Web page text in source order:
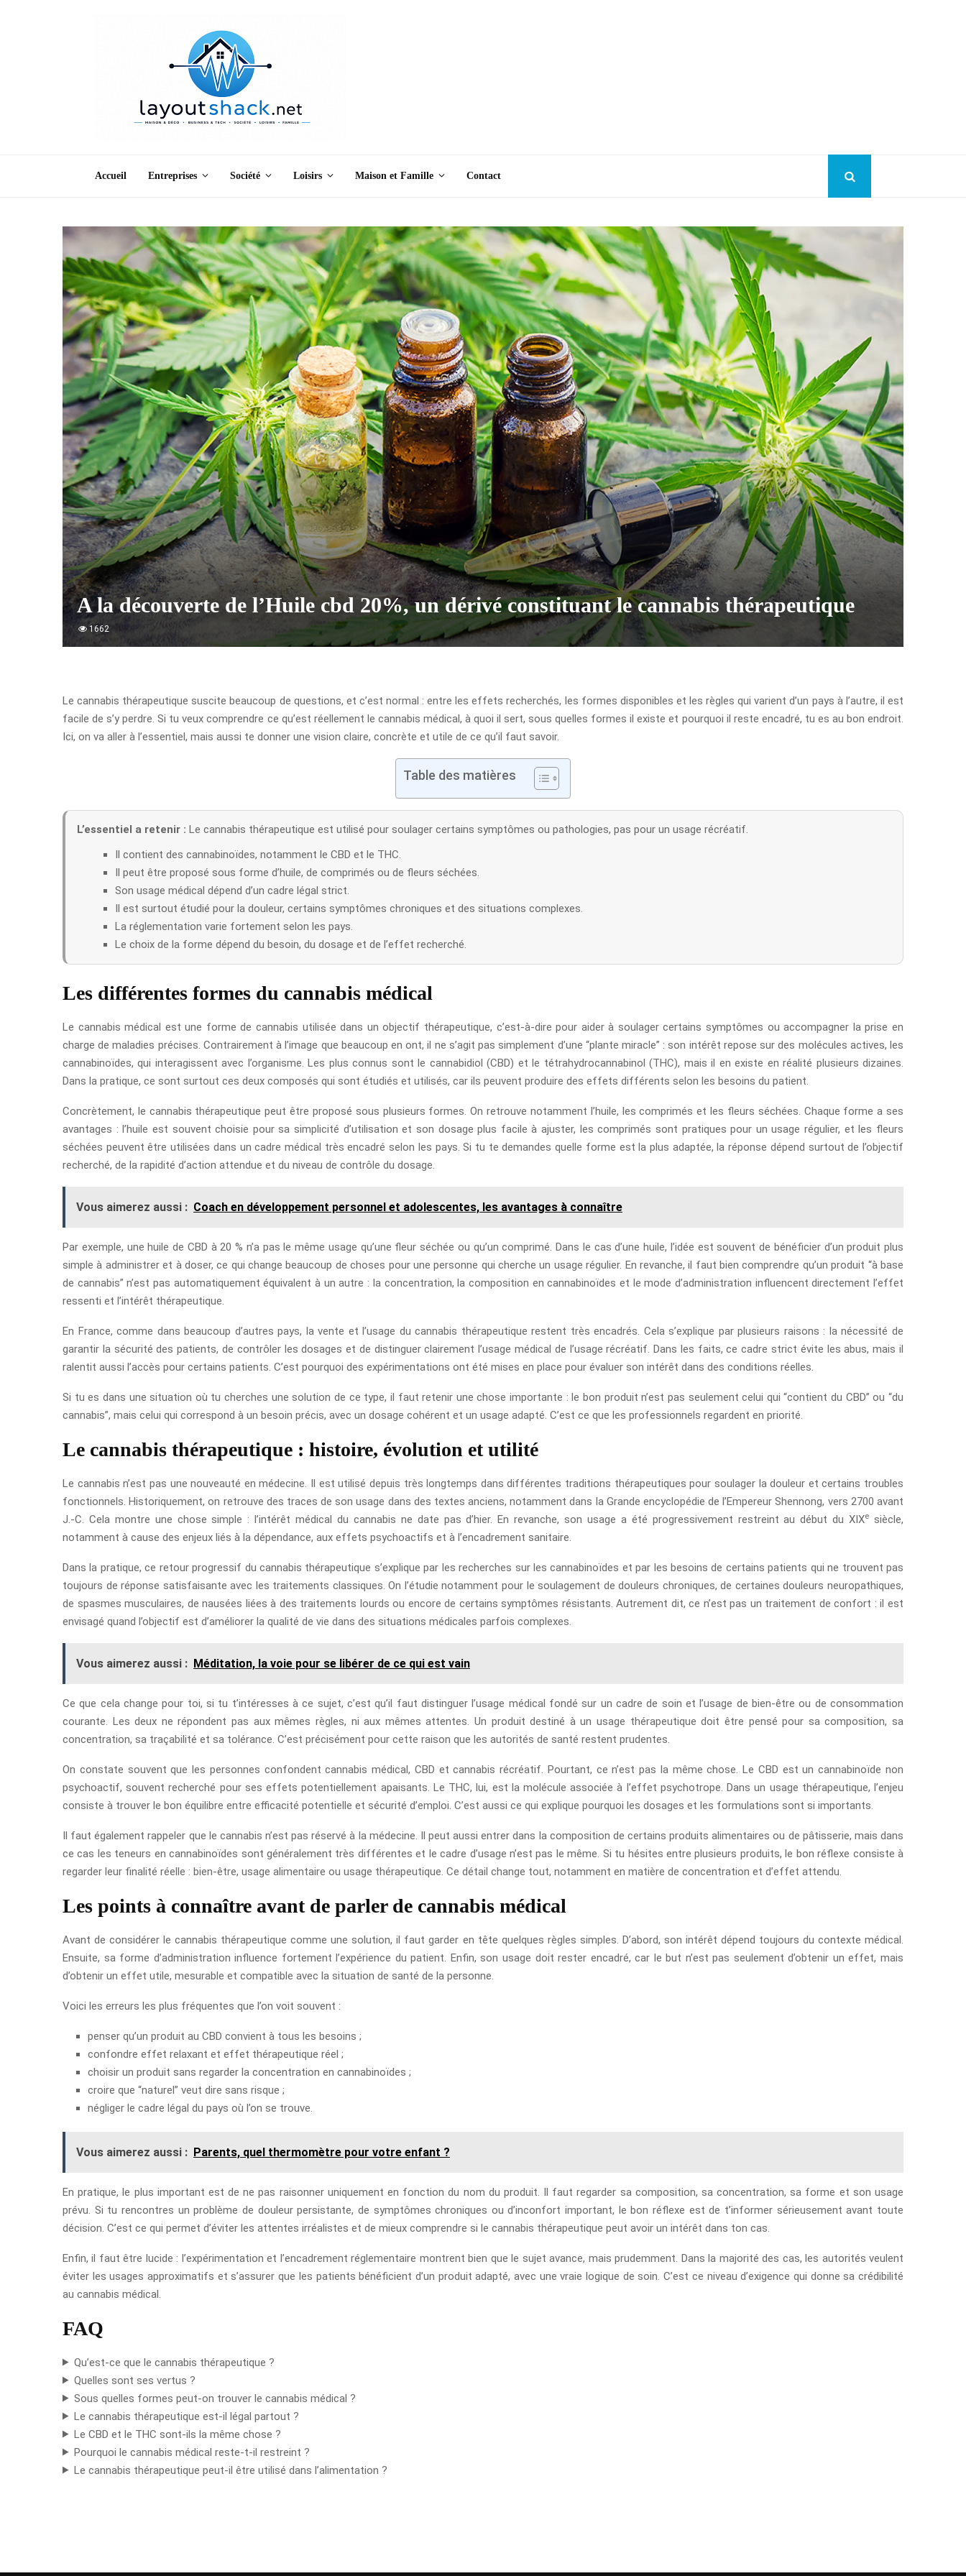
Accueil Entreprises Société Loisirs Maison et Famille Contact
A la découverte de l’Huile cbd 20%, un dérivé constituant le cannabis thérapeutique
1662
Le cannabis thérapeutique suscite beaucoup de questions, et c’est normal : entre les effets recherchés, les formes disponibles et les règles qui varient d’un pays à l’autre, il est
facile de s’y perdre. Si tu veux comprendre ce qu’est réellement le cannabis médical, à quoi il sert, sous quelles formes il existe et pourquoi il reste encadré, tu es au bon endroit.
Ici, on va aller à l’essentiel, mais aussi te donner une vision claire, concrète et utile de ce qu’il faut savoir.
Table des matières
L’essentiel a retenir : Le cannabis thérapeutique est utilisé pour soulager certains symptômes ou pathologies, pas pour un usage récréatif.
Il contient des cannabinoïdes, notamment le CBD et le THC.
Il peut être proposé sous forme d’huile, de comprimés ou de fleurs séchées.
Son usage médical dépend d’un cadre légal strict.
Il est surtout étudié pour la douleur, certains symptômes chroniques et des situations complexes.
La réglementation varie fortement selon les pays.
Le choix de la forme dépend du besoin, du dosage et de l’effet recherché.
Les différentes formes du cannabis médical
Le cannabis médical est une forme de cannabis utilisée dans un objectif thérapeutique, c’est-à-dire pour aider à soulager certains symptômes ou accompagner la prise en
charge de maladies précises. Contrairement à l’image que beaucoup en ont, il ne s’agit pas simplement d’une “plante miracle” : son intérêt repose sur des molécules actives, les
cannabinoïdes, qui interagissent avec l’organisme. Les plus connus sont le cannabidiol (CBD) et le tétrahydrocannabinol (THC), mais il en existe en réalité plusieurs dizaines.
Dans la pratique, ce sont surtout ces deux composés qui sont étudiés et utilisés, car ils peuvent produire des effets différents selon les besoins du patient.
Concrètement, le cannabis thérapeutique peut être proposé sous plusieurs formes. On retrouve notamment l’huile, les comprimés et les fleurs séchées. Chaque forme a ses
avantages : l’huile est souvent choisie pour sa simplicité d’utilisation et son dosage plus facile à ajuster, les comprimés sont pratiques pour un usage régulier, et les fleurs
séchées peuvent être utilisées dans un cadre médical très encadré selon les pays. Si tu te demandes quelle forme est la plus adaptée, la réponse dépend surtout de l’objectif
recherché, de la rapidité d’action attendue et du niveau de contrôle du dosage.
Vous aimerez aussi : Coach en développement personnel et adolescentes, les avantages à connaître
Par exemple, une huile de CBD à 20 % n’a pas le même usage qu’une fleur séchée ou qu’un comprimé. Dans le cas d’une huile, l’idée est souvent de bénéficier d’un produit plus
simple à administrer et à doser, ce qui change beaucoup de choses pour une personne qui cherche un usage régulier. En revanche, il faut bien comprendre qu’un produit “à base
de cannabis” n’est pas automatiquement équivalent à un autre : la concentration, la composition en cannabinoïdes et le mode d’administration influencent directement l’effet
ressenti et l’intérêt thérapeutique.
En France, comme dans beaucoup d’autres pays, la vente et l’usage du cannabis thérapeutique restent très encadrés. Cela s’explique par plusieurs raisons : la nécessité de
garantir la sécurité des patients, de contrôler les dosages et de distinguer clairement l’usage médical de l’usage récréatif. Dans les faits, ce cadre strict évite les abus, mais il
ralentit aussi l’accès pour certains patients. C’est pourquoi des expérimentations ont été mises en place pour évaluer son intérêt dans des conditions réelles.
Si tu es dans une situation où tu cherches une solution de ce type, il faut retenir une chose importante : le bon produit n’est pas seulement celui qui “contient du CBD” ou “du
cannabis”, mais celui qui correspond à un besoin précis, avec un dosage cohérent et un usage adapté. C’est ce que les professionnels regardent en priorité.
Le cannabis thérapeutique : histoire, évolution et utilité
Le cannabis n’est pas une nouveauté en médecine. Il est utilisé depuis très longtemps dans différentes traditions thérapeutiques pour soulager la douleur et certains troubles
fonctionnels. Historiquement, on retrouve des traces de son usage dans des textes anciens, notamment dans la Grande encyclopédie de l’Empereur Shennong, vers 2700 avant
J.-C. Cela montre une chose simple : l’intérêt médical du cannabis ne date pas d’hier. En revanche, son usage a été progressivement restreint au début du XIXe siècle,
notamment à cause des enjeux liés à la dépendance, aux effets psychoactifs et à l’encadrement sanitaire.
Dans la pratique, ce retour progressif du cannabis thérapeutique s’explique par les recherches sur les cannabinoïdes et par les besoins de certains patients qui ne trouvent pas
toujours de réponse satisfaisante avec les traitements classiques. On l’étudie notamment pour le soulagement de douleurs chroniques, de certaines douleurs neuropathiques,
de spasmes musculaires, de nausées liées à des traitements lourds ou encore de certains symptômes résistants. Autrement dit, ce n’est pas un traitement de confort : il est
envisagé quand l’objectif est d’améliorer la qualité de vie dans des situations médicales parfois complexes.
Vous aimerez aussi : Méditation, la voie pour se libérer de ce qui est vain
Ce que cela change pour toi, si tu t’intéresses à ce sujet, c’est qu’il faut distinguer l’usage médical fondé sur un cadre de soin et l’usage de bien-être ou de consommation
courante. Les deux ne répondent pas aux mêmes règles, ni aux mêmes attentes. Un produit destiné à un usage thérapeutique doit être pensé pour sa composition, sa
concentration, sa traçabilité et sa tolérance. C’est précisément pour cette raison que les autorités de santé restent prudentes.
On constate souvent que les personnes confondent cannabis médical, CBD et cannabis récréatif. Pourtant, ce n’est pas la même chose. Le CBD est un cannabinoïde non
psychoactif, souvent recherché pour ses effets potentiellement apaisants. Le THC, lui, est la molécule associée à l’effet psychotrope. Dans un usage thérapeutique, l’enjeu
consiste à trouver le bon équilibre entre efficacité potentielle et sécurité d’emploi. C’est aussi ce qui explique pourquoi les dosages et les formulations sont si importants.
Il faut également rappeler que le cannabis n’est pas réservé à la médecine. Il peut aussi entrer dans la composition de certains produits alimentaires ou de pâtisserie, mais dans
ce cas les teneurs en cannabinoïdes sont généralement très différentes et le cadre d’usage n’est pas le même. Si tu hésites entre plusieurs produits, le bon réflexe consiste à
regarder leur finalité réelle : bien-être, usage alimentaire ou usage thérapeutique. Ce détail change tout, notamment en matière de concentration et d’effet attendu.
Les points à connaître avant de parler de cannabis médical
Avant de considérer le cannabis thérapeutique comme une solution, il faut garder en tête quelques règles simples. D’abord, son intérêt dépend toujours du contexte médical.
Ensuite, sa forme d’administration influence fortement l’expérience du patient. Enfin, son usage doit rester encadré, car le but n’est pas seulement d’obtenir un effet, mais
d’obtenir un effet utile, mesurable et compatible avec la situation de santé de la personne.
Voici les erreurs les plus fréquentes que l’on voit souvent :
penser qu’un produit au CBD convient à tous les besoins ;
confondre effet relaxant et effet thérapeutique réel ;
choisir un produit sans regarder la concentration en cannabinoïdes ;
croire que “naturel” veut dire sans risque ;
négliger le cadre légal du pays où l’on se trouve.
Vous aimerez aussi : Parents, quel thermomètre pour votre enfant ?
En pratique, le plus important est de ne pas raisonner uniquement en fonction du nom du produit. Il faut regarder sa composition, sa concentration, sa forme et son usage
prévu. Si tu rencontres un problème de douleur persistante, de symptômes chroniques ou d’inconfort important, le bon réflexe est de t’informer sérieusement avant toute
décision. C’est ce qui permet d’éviter les attentes irréalistes et de mieux comprendre si le cannabis thérapeutique peut avoir un intérêt dans ton cas.
Enfin, il faut être lucide : l’expérimentation et l’encadrement réglementaire montrent bien que le sujet avance, mais prudemment. Dans la majorité des cas, les autorités veulent
éviter les usages approximatifs et s’assurer que les patients bénéficient d’un produit adapté, avec une vraie logique de soin. C’est ce niveau d’exigence qui donne sa crédibilité
au cannabis médical.
FAQ
Qu’est-ce que le cannabis thérapeutique ?
Quelles sont ses vertus ?
Sous quelles formes peut-on trouver le cannabis médical ?
Le cannabis thérapeutique est-il légal partout ?
Le CBD et le THC sont-ils la même chose ?
Pourquoi le cannabis médical reste-t-il restreint ?
Le cannabis thérapeutique peut-il être utilisé dans l’alimentation ?